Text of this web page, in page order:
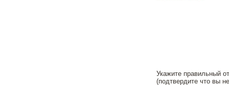
Укажите правильный
(подтвердите что вы